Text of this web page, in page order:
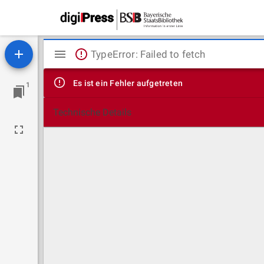
1
Mirador
Viewer
TypeError: Failed to fetch
Es ist ein Fehler aufgetreten
Technische Details